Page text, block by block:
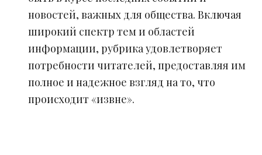
новостей, важных для общества. Включая
широкий спектр тем и областей
информации, рубрика удовлетворяет
потребности читателей, предоставляя им
полное и надежное взгляд на то, что
происходит «извне».